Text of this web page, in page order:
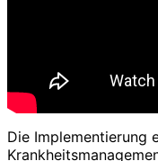
Die Implementierung